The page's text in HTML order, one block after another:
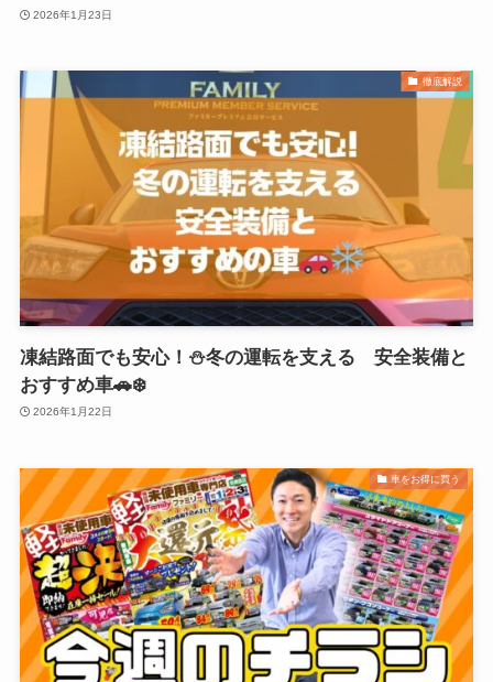
2026年1月23日
徹底解説
凍結路面でも安心！⛄冬の運転を支える 安全装備と
おすすめ車🚗❄️
2026年1月22日
車をお得に買う